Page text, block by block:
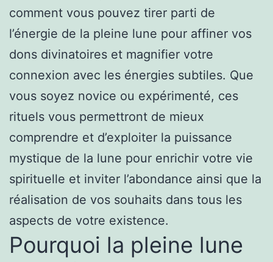
comment vous pouvez tirer parti de
l’énergie de la pleine lune pour affiner vos
dons divinatoires et magnifier votre
connexion avec les énergies subtiles. Que
vous soyez novice ou expérimenté, ces
rituels vous permettront de mieux
comprendre et d’exploiter la puissance
mystique de la lune pour enrichir votre vie
spirituelle et inviter l’abondance ainsi que la
réalisation de vos souhaits dans tous les
aspects de votre existence.
Pourquoi la pleine lune